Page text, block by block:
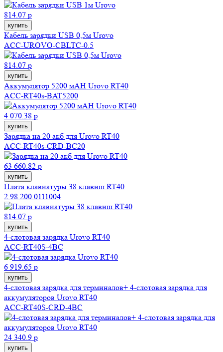
814.07 р
купить
Кабель зарядки USB 0,5м Urovo
ACC-UROVO-CBLTC-0.5
814.07 р
купить
Аккумулятор 5200 мAH Urovo RT40
ACC-RT40s-BAT5200
4 070.38 р
купить
Зарядка на 20 акб для Urovo RT40
ACC-RT40s-CRD-BC20
63 660.82 р
купить
Плата клавиатуры 38 клавиш RT40
2.98.200.0111004
814.07 р
купить
4-слотовая зарядка Urovo RT40
ACC-RT40S-4BC
6 919.65 р
купить
4-слотовая зарядка для терминалов+ 4-слотовая зарядка для
аккумуляторов Urovo RT40
ACC-RT40S-CRD-4BC
24 340.9 р
купить